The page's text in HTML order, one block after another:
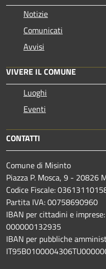
Notizie
Comunicati
Avvisi
VIVERE IL COMUNE
Luoghi
Eventi
CONTATTI
Comune di Misinto
Piazza P. Mosca, 9 - 20826
Codice Fiscale:
Partita IVA: 00758690960
IBAN per cittadini e
000000132935
IBAN per pubbliche